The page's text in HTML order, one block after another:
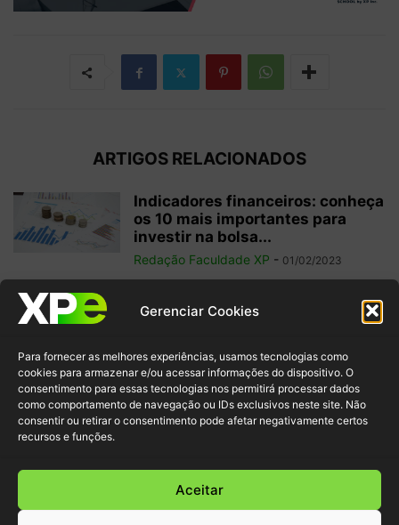
Gerenciar Cookies
Para fornecer as melhores experiências, usamos tecnologias como
cookies para armazenar e/ou acessar informações do dispositivo. O
consentimento para essas tecnologias nos permitirá processar dados
como comportamento de navegação ou IDs exclusivos neste site. Não
consentir ou retirar o consentimento pode afetar negativamente certos
recursos e funções.
Aceitar
ARTIGOS RELACIONADOS
Indicadores financeiros: conheça
os 10 mais importantes para
investir na bolsa...
Redação Faculdade XP - 01/02/2023
Como começar a operar em
swing trade? 5 dicas para
Redação Faculdade XP - 31/01/2023
Free float: qual a importância
desse conceito para acionistas
22/01/2023